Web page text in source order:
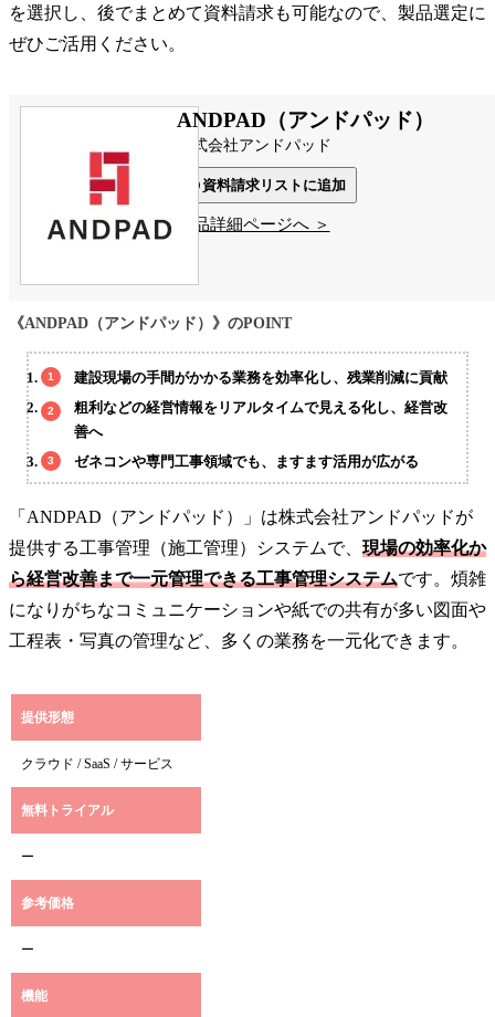
を選択し、後でまとめて資料請求も可能なので、製品選定に
ぜひご活用ください。
ANDPAD（アンドパッド）
株式会社アンドパッド
資料請求リストに追加
製品詳細ページへ ＞
《ANDPAD（アンドパッド）》のPOINT
建設現場の手間がかかる業務を効率化し、残業削減に貢献
粗利などの経営情報をリアルタイムで見える化し、経営改
善へ
ゼネコンや専門工事領域でも、ますます活用が広がる
「ANDPAD（アンドパッド）」は株式会社アンドパッドが
提供する工事管理（施工管理）システムで、 現場の効率化か
ら経営改善まで一元管理できる工事管理システムです。煩雑
になりがちなコミュニケーションや紙での共有が多い図面や
工程表・写真の管理など、多くの業務を一元化できます。
提供形態
クラウド / SaaS / サービス
無料トライアル
ー
参考価格
ー
機能